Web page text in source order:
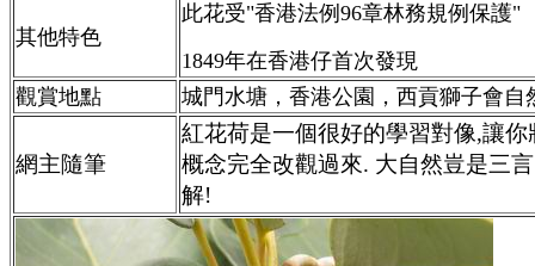
其他特色
此花受"香港法例96章林務規例保護"
1849年在香港仔首次發現
觀賞地點
城門水塘，香港公園，西貢獅子會自
網主隨筆
紅花荷是一個很好的學習對像,讓
概念完全改觀過來. 大自然豈是三
解!